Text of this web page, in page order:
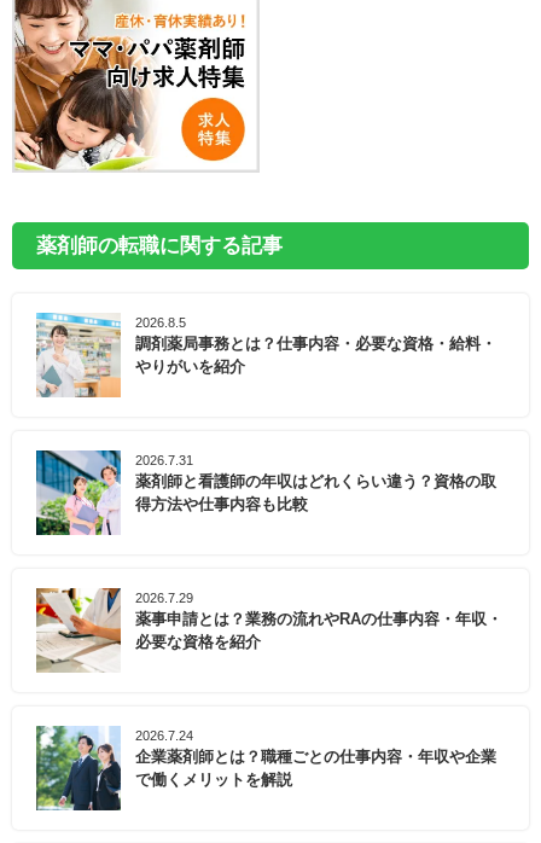
薬剤師の転職に関する記事
2026.8.5
調剤薬局事務とは？仕事内容・必要な資格・給料・
やりがいを紹介
2026.7.31
薬剤師と看護師の年収はどれくらい違う？資格の取
得方法や仕事内容も比較
2026.7.29
薬事申請とは？業務の流れやRAの仕事内容・年収・
必要な資格を紹介
2026.7.24
企業薬剤師とは？職種ごとの仕事内容・年収や企業
で働くメリットを解説